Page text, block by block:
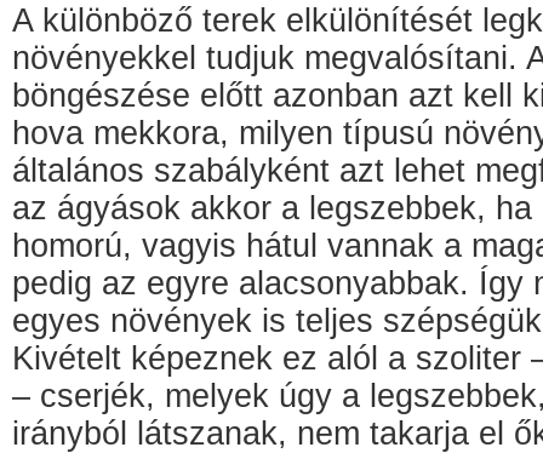
A különböző terek elkülönítését
növényekkel tudjuk megvalósítani.
böngészése előtt azonban azt kell
hova mekkora, milyen típusú
általános szabályként azt lehet
az ágyások akkor a legszebbek,
homorú, vagyis hátul vannak a
pedig az egyre alacsonyabbak. Így
egyes növények is teljes
Kivételt képeznek ez alól a szoliter
– cserjék, melyek úgy a
irányból látszanak, nem takarja el